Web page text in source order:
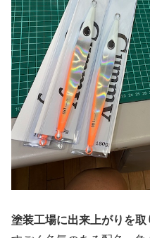
塗装工場に出来上がりを取